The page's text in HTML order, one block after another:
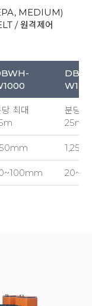
MEDIUM)
/ 원격제어
최대
분당
25m